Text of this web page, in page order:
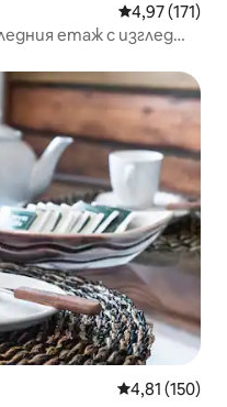
Средна
4,97 (171)
етаж с изглед
Средна
4,81 (150)